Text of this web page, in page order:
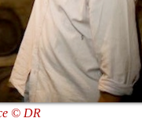
© DR